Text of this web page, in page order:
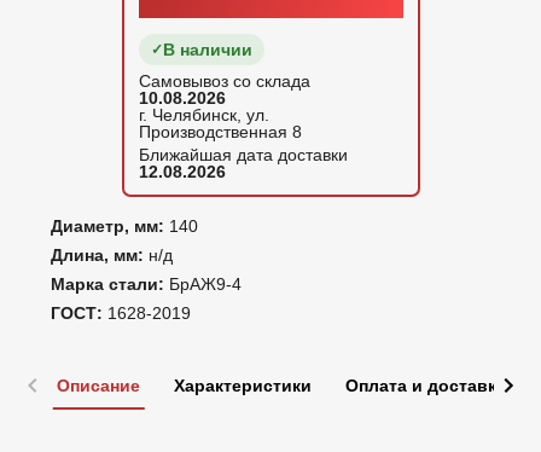
Диаметр, мм: 140
Длина, мм: н/д
Марка стали: БрАЖ9-4
ГОСТ: 1628-2019
В наличии
Самовывоз со склада
10.08.2026
г. Челябинск, ул.
Производственная 8
Ближайшая дата доставки
12.08.2026
Описание Характеристики Оплата и доставка